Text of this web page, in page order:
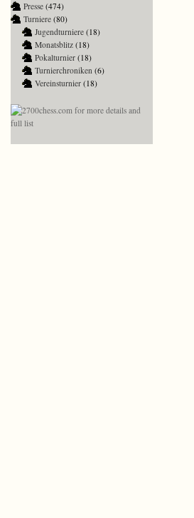
Presse (474)
Turniere (80)
Jugendturniere (18)
Monatsblitz (18)
Pokalturnier (18)
Turnierchroniken (6)
Vereinsturnier (18)